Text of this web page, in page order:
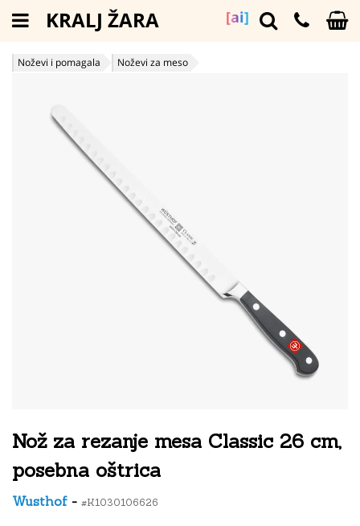
[ai]
KRALJ ŽARA
Noževi i pomagala Noževi za meso
Nož za rezanje mesa Classic 26 cm,
posebna oštrica
Wusthof - #K1030106626